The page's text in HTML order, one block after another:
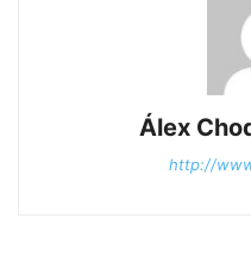
Álex
http://